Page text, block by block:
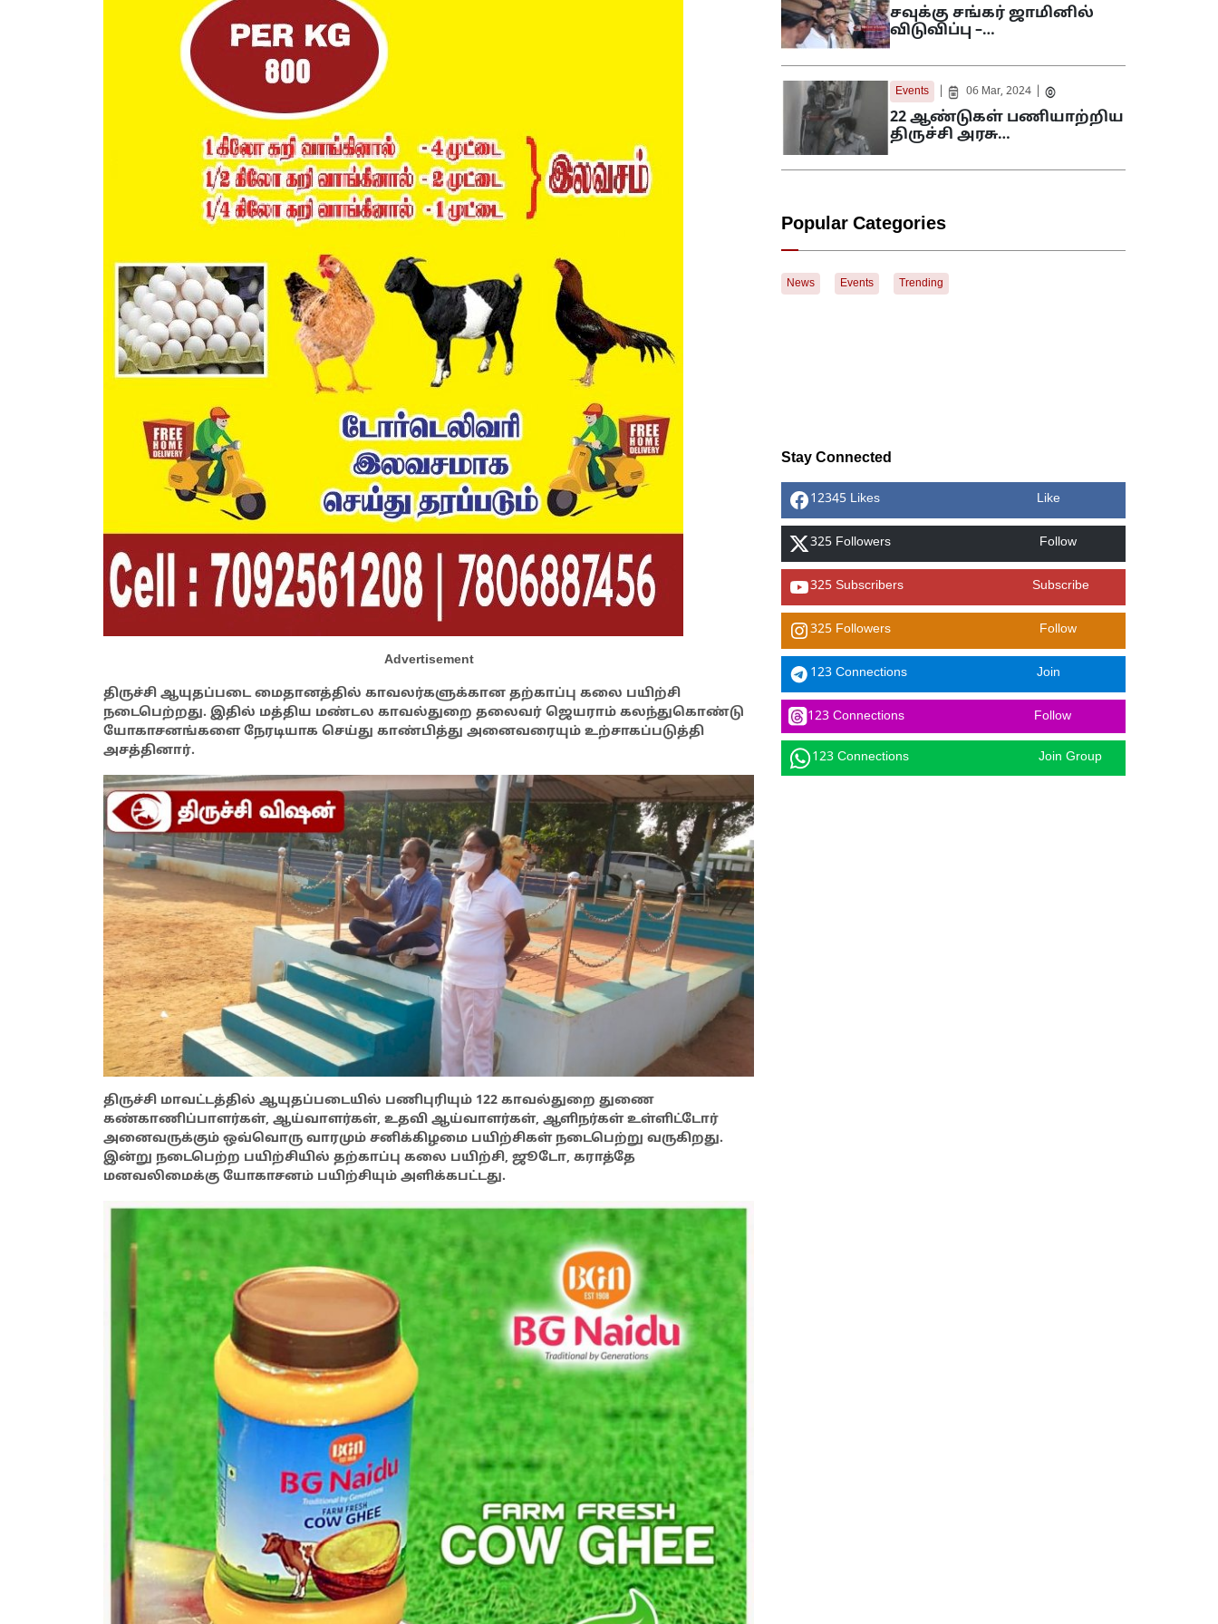
Advertisement
திருச்சி ஆயுதப்படை மைதானத்தில் காவலர்களுக்கான தற்காப்பு கலை பயிற்சி
நடைபெற்றது. இதில் மத்திய மண்டல காவல்துறை தலைவர் ஜெயராம் கலந்துகொண்டு
யோகாசனங்களை நேரடியாக செய்து காண்பித்து அனைவரையும் உற்சாகப்படுத்தி
அசத்தினார்.
திருச்சி மாவட்டத்தில் ஆயுதப்படையில் பணிபுரியும் 122 காவல்துறை துணை
கண்காணிப்பாளர்கள், ஆய்வாளர்கள், உதவி ஆய்வாளர்கள், ஆளிநர்கள் உள்ளிட்டோர்
அனைவருக்கும் ஒவ்வொரு வாரமும் சனிக்கிழமை பயிற்சிகள் நடைபெற்று வருகிறது.
இன்று நடைபெற்ற பயிற்சியில் தற்காப்பு கலை பயிற்சி, ஜூடோ, கராத்தே
மனவலிமைக்கு யோகாசனம் பயிற்சியும் அளிக்கபட்டது.
சவுக்கு சங்கர் ஜாமினில்
விடுவிப்பு –…
Events 06 Mar, 2024
22 ஆண்டுகள் பணியாற்றிய
திருச்சி அரசு…
Popular Categories
News Events Trending
Stay Connected
12345 Likes Like
325 Followers Follow
325 Subscribers Subscribe
325 Followers Follow
123 Connections Join
123 Connections Follow
123 Connections Join Group